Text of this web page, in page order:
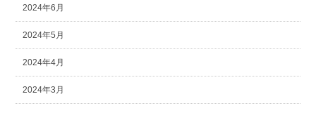
2024年6月
2024年5月
2024年4月
2024年3月